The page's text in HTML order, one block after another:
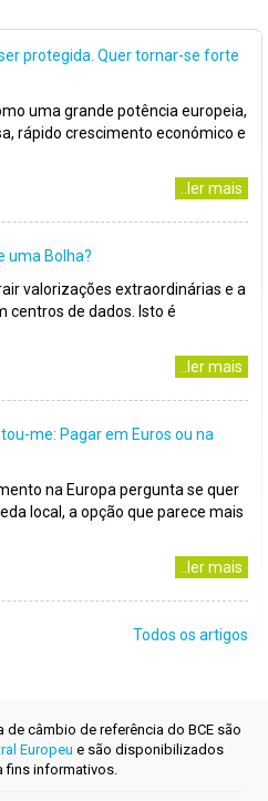
protegida. Quer tornar-se forte
uma grande potência europeia,
rápido crescimento económico e
..ler mais
uma Bolha?
valorizações extraordinárias e a
centros de dados. Isto é
..ler mais
me: Pagar em Euros ou na
na Europa pergunta se quer
local, a opção que parece mais
..ler mais
Todos os artigos
câmbio de referência do BCE são
Europeu e são disponibilizados
fins informativos.